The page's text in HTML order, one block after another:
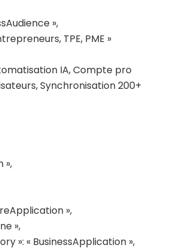
»,
TPE, PME »
IA, Compte pro
Synchronisation 200+
»,
»,
»,
»: « BusinessApplication »,